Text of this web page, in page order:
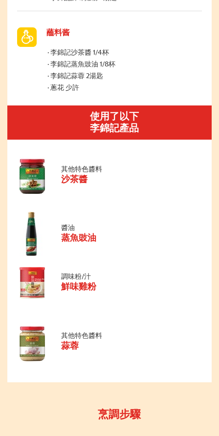
蘸料酱
李錦記沙茶醬 1/4杯
李錦記蒸魚豉油 1/8杯
李錦記蒜蓉 2湯匙
蔥花 少許
使用了以下
李錦記產品
其他特色醬料
沙茶醬
醬油
蒸魚豉油
調味粉/汁
鮮味雞粉
其他特色醬料
蒜蓉
烹調步驟